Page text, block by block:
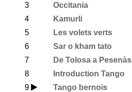
3
Occitania
4
Kamurli
5
Les volets verts
6
Sar o kham tato
7
De Tolosa a Pesenàs
8
Introduction Tango
9
Tango bernois